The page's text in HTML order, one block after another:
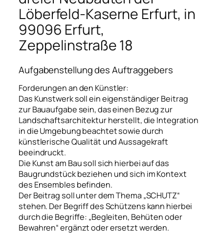
Löberfeld-Kaserne Erfurt, in
99096 Erfurt,
Zeppelinstraße 18
Aufgabenstellung des Auftraggebers
Forderungen an den Künstler:
Das Kunstwerk soll ein eigenständiger Beitrag
zur Bauaufgabe sein, das einen Bezug zur
Landschaftsarchitektur herstellt, die Integration
in die Umgebung beachtet sowie durch
künstlerische Qualität und Aussagekraft
beeindruckt.
Die Kunst am Bau soll sich hierbei auf das
Baugrundstück beziehen und sich im Kontext
des Ensembles befinden.
Der Beitrag soll unter dem Thema „SCHUTZ“
stehen. Der Begriff des Schützens kann hierbei
durch die Begriffe: „Begleiten, Behüten oder
Bewahren“ ergänzt oder ersetzt werden.